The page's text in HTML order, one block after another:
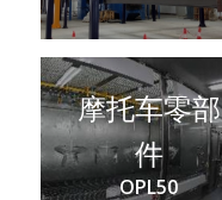
摩托车零部
件
OPL50